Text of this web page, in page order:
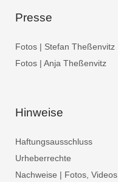
Presse
Fotos | Stefan Theßenvitz
Fotos | Anja Theßenvitz
Hinweise
Haftungsausschluss
Urheberrechte
Nachweise | Fotos,